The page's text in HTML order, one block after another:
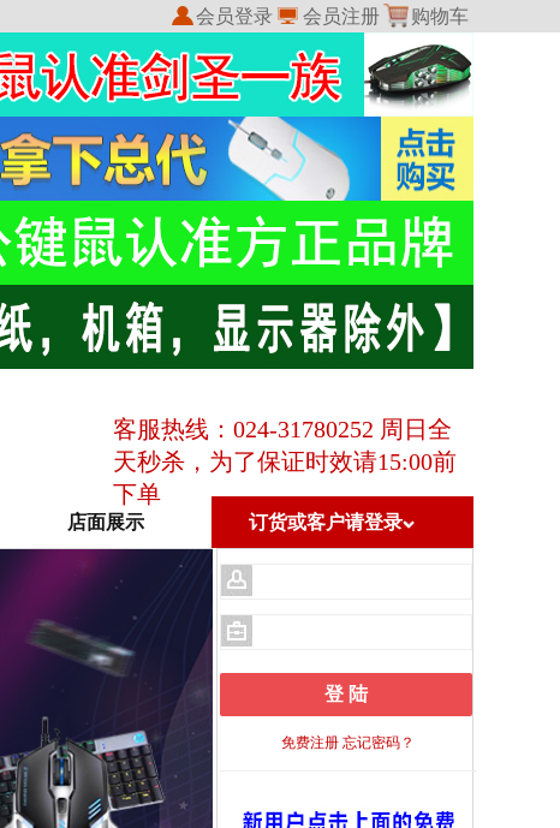
会员登录 会员注册
购物车
我的收藏
我的订单
客服热线：024-31780252 周日全
天秒杀，为了保证时效请15:00前
下单
店面展示 订货或客户请登录
免费注册 忘记密码？